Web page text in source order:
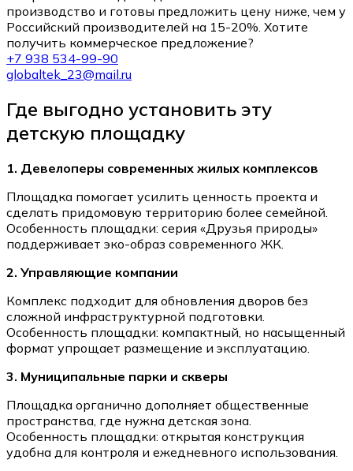
производство и готовы предложить цену ниже, чем у
Российский производителей на 15-20%. Хотите
получить коммерческое предложение?
+7 938 534-99-90
globaltek_23@mail.ru
Где выгодно установить эту
детскую площадку
1. Девелоперы современных жилых комплексов
Площадка помогает усилить ценность проекта и
сделать придомовую территорию более семейной.
Особенность площадки: серия «Друзья природы»
поддерживает эко-образ современного ЖК.
2. Управляющие компании
Комплекс подходит для обновления дворов без
сложной инфраструктурной подготовки.
Особенность площадки: компактный, но насыщенный
формат упрощает размещение и эксплуатацию.
3. Муниципальные парки и скверы
Площадка органично дополняет общественные
пространства, где нужна детская зона.
Особенность площадки: открытая конструкция
удобна для контроля и ежедневного использования.